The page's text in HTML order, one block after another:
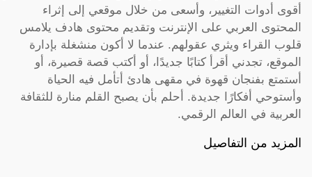
أقوى أدوات التغيير، وأسعى من خلال موقعي إلى إثراء
المحتوى العربي على الإنترنت وتقديم محتوى هادف يلامس
قلوب القراء ويثري عقولهم. عندما لا أكون منشغلة بإدارة
الموقع، تجدني أقرأ كتابًا جديدًا، أو أكتب قصة قصيرة، أو
أستمتع بفنجان قهوة في مقهى هادئ أتأمل فيه الحياة
وأستوحي أفكارًا جديدة. أحلم بأن يصبح القلم منارة للثقافة
العربية في العالم الرقمي.
المزيد من التفاصيل